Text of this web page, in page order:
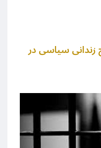
زندانی سیاسی در